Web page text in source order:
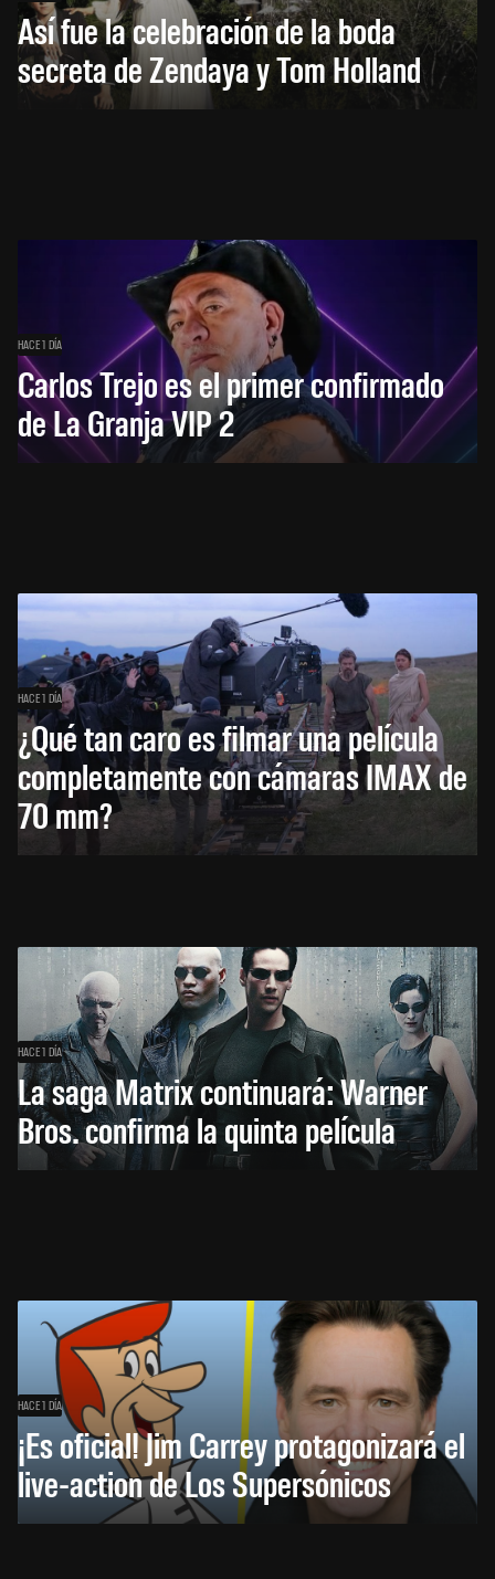
Así fue la celebración de la boda
secreta de Zendaya y Tom Holland
HACE 1 DÍA
Carlos Trejo es el primer confirmado
de La Granja VIP 2
HACE 1 DÍA
¿Qué tan caro es filmar una película
completamente con cámaras IMAX de
70 mm?
HACE 1 DÍA
La saga Matrix continuará: Warner
Bros. confirma la quinta película
HACE 1 DÍA
¡Es oficial! Jim Carrey protagonizará el
live-action de Los Supersónicos